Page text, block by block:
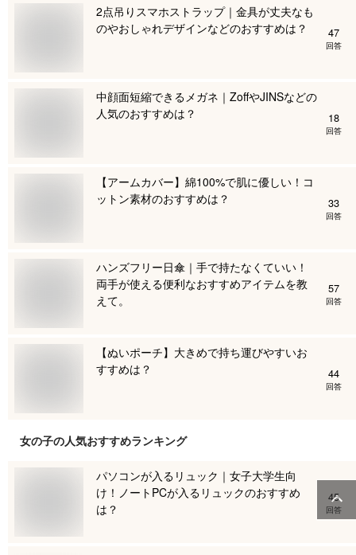
2点吊りスマホストラップ｜金具が丈夫なも
のやおしゃれデザインなどのおすすめは？
47
回答
中顔面短縮できるメガネ｜ZoffやJINSなどの
人気のおすすめは？
18
回答
【アームカバー】綿100%で肌に優しい！コ
ットン素材のおすすめは？
33
回答
ハンズフリー日傘｜手で持たなくていい！
両手が使える便利なおすすめアイテムを教
えて。
57
回答
【ぬいポーチ】大きめで持ち運びやすいお
すすめは？
44
回答
女の子の人気おすすめランキング
パソコンが入るリュック｜女子大学生向
け！ノートPCが入るリュックのおすすめ
は？
45
回答